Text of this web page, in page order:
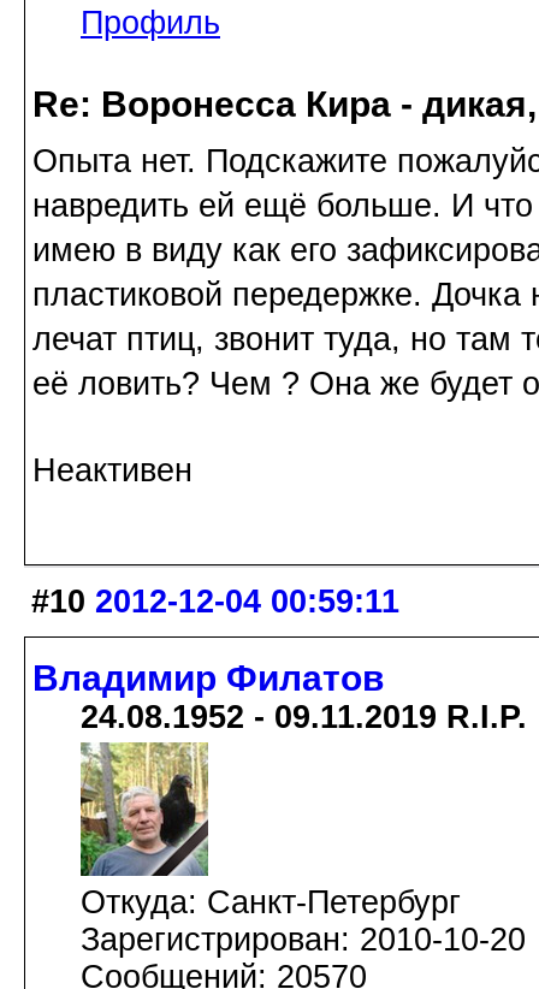
Профиль
Re: Воронесса Кира -
Опыта нет. Подскажите
навредить ей ещё больше. И
имею в виду как его
пластиковой передержке. Дочка
лечат птиц, звонит туда, но там
её ловить? Чем ? Она же будет
Неактивен
#10 2012-12-04 00:59:11
Владимир Филатов
24.08.1952 - 09.11.2019 R.I.P.
Откуда: Санкт-Петербург
Зарегистрирован: 2010-10-20
Сообщений: 20570